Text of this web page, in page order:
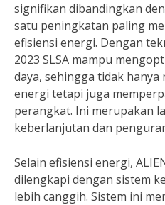
signifikan dibandingkan
satu peningkatan paling
efisiensi energi. Dengan
2023 SLSA mampu
daya, sehingga tidak
energi tetapi juga
perangkat. Ini merupakan
keberlanjutan dan
Selain efisiensi energi,
dilengkapi dengan sistem
lebih canggih. Sistem ini